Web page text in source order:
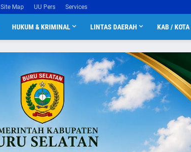
Site Map UU Pers Services
HUKUM & KRIMINAL LINTAS DAERAH KAB / KOTA